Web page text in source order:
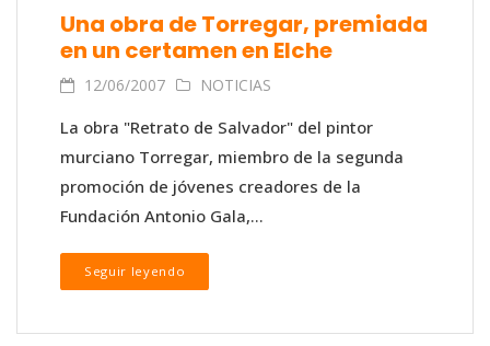
Una obra de Torregar, premiada
en un certamen en Elche
12/06/2007 NOTICIAS
La obra "Retrato de Salvador" del pintor
murciano Torregar, miembro de la segunda
promoción de jóvenes creadores de la
Fundación Antonio Gala,...
Seguir leyendo